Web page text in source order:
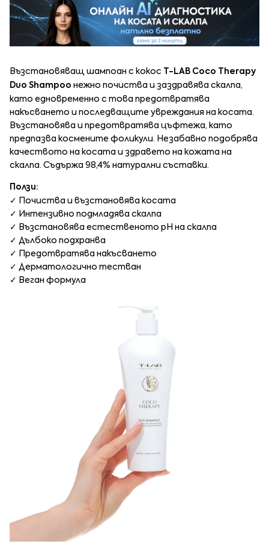
Възстановяващ шампоан с кокос
T-LAB Coco Therapy
Duo Shampoo нежно почиства и заздравява скалпа,
като едновременно с това предотвратява
накъсването и последващите увреждания на косата.
Възстановява и предотвратява цъфтежа, като
предпазва космените фоликули. Незабавно подобрява
качеството на косата и здравето на кожата на
скалпа. Съдържа 98,4% натурални съставки.
Ползи:
✓ Почиства и възстановява косата
✓ Интензивно подмладява скалпа
✓ Възстановява естественото pH на скалпа
✓ Дълбоко подхранва
✓ Предотвратява накъсването
✓ Дерматологично тестван
✓ Веган формула